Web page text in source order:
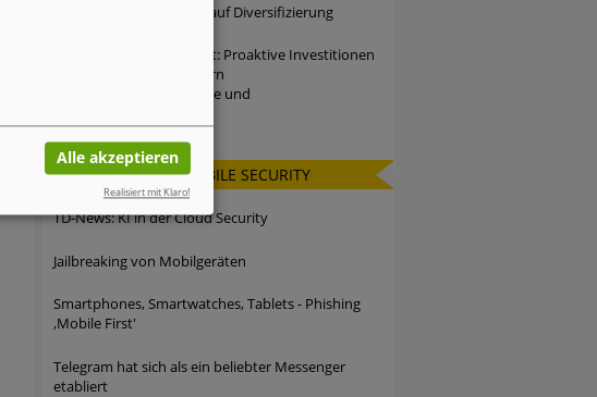
Cyber-Kriminelle setzen auf Diversifizierung
Potsdamer Studie besagt: Proaktive Investitionen
in IT-Sicherheit verbessern
Unternehmensergebnisse und
AKTUELL: MOBILE SECURITY
TD-News: KI in der Cloud Security
Jailbreaking von Mobilgeräten
Smartphones, Smartwatches, Tablets - Phishing
,Mobile First'
Telegram hat sich als ein beliebter Messenger
etabliert
Alle akzeptieren
Realisiert mit Klaro!